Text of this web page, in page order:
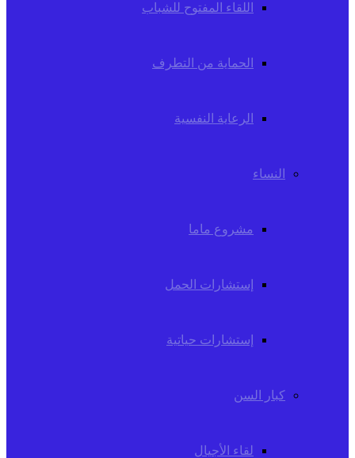
اللقاء المفتوح للشباب
الحماية من التطرف
الرعاية النفسية
النساء
مشروع ماما
إستشارات الحمل
إستشارات حياتية
كبار السن
لقاء الأجيال